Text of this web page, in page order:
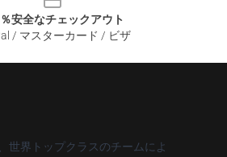
安全なチェックアウト
/ マスターカード / ビザ
世界トップクラスのチームによ